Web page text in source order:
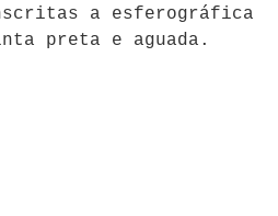
a esferográfica
preta e aguada.